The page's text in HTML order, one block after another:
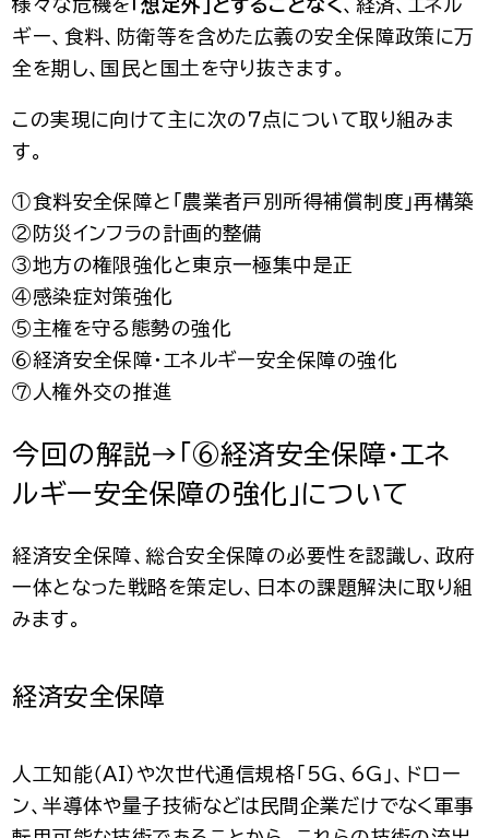
様々な危機を
「想定外」とすることなく、経済、エネル
ギー、食料、防衛等を含めた広義の安全保障政策に万
全を期し、国民と国土を守り抜きます。
この実現に向けて主に次の７点について取り組みま
す。
①食料安全保障と「農業者戸別所得補償制度」再構築
②防災インフラの計画的整備
③地方の権限強化と東京一極集中是正
④感染症対策強化
⑤主権を守る態勢の強化
⑥経済安全保障・エネルギー安全保障の強化
⑦人権外交の推進
今回の解説→「⑥経済安全保障・エネ
ルギー安全保障の強化 」について
経済安全保障、総合安全保障の必要性を認識し、政府
一体となった戦略を策定し、日本の課題解決に取り組
みます。
経済安全保障
人工知能（AI）や次世代通信規格「5G、6G」、ドロー
ン、半導体や量子技術などは民間企業だけでなく軍事